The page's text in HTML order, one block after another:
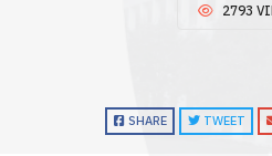
2793
SHARE TWEET